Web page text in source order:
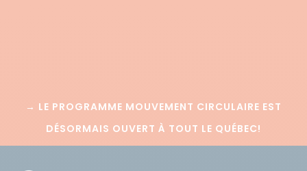
→ LE PROGRAMME MOUVEMENT CIRCULAIRE EST
DÉSORMAIS OUVERT À TOUT LE QUÉBEC!